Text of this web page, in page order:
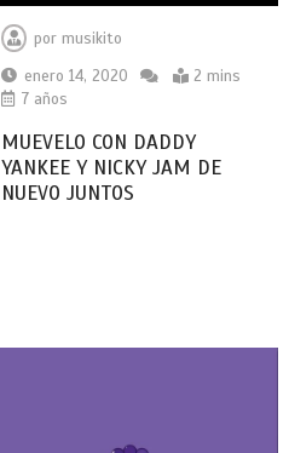
por musikito
enero 14, 2020
2 mins
7 años
MUEVELO CON DADDY
YANKEE Y NICKY JAM DE
NUEVO JUNTOS